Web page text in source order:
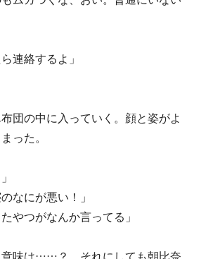
連絡するよ」
団の中に入っていく。顔と姿がよ
った。
なにが悪い！」
やつがなんか言ってる」
意味は……？ それにしても朝比奈